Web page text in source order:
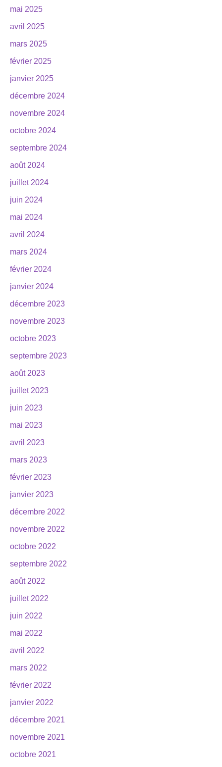
mai 2025
avril 2025
mars 2025
février 2025
janvier 2025
décembre 2024
novembre 2024
octobre 2024
septembre 2024
août 2024
juillet 2024
juin 2024
mai 2024
avril 2024
mars 2024
février 2024
janvier 2024
décembre 2023
novembre 2023
octobre 2023
septembre 2023
août 2023
juillet 2023
juin 2023
mai 2023
avril 2023
mars 2023
février 2023
janvier 2023
décembre 2022
novembre 2022
octobre 2022
septembre 2022
août 2022
juillet 2022
juin 2022
mai 2022
avril 2022
mars 2022
février 2022
janvier 2022
décembre 2021
novembre 2021
octobre 2021